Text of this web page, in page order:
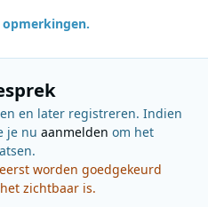
opmerkingen.
en later registreren. Indien
je nu aanmelden om het
worden goedgekeurd
zichtbaar is.